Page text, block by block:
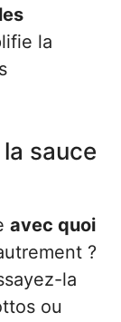
la
sauce
avec quoi
?
la
ou